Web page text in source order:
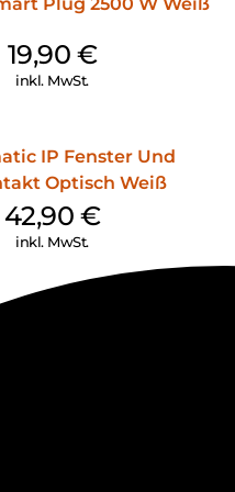
19,90 €
inkl. MwSt.
IP Fenster Und
Optisch Weiß
42,90 €
inkl. MwSt.